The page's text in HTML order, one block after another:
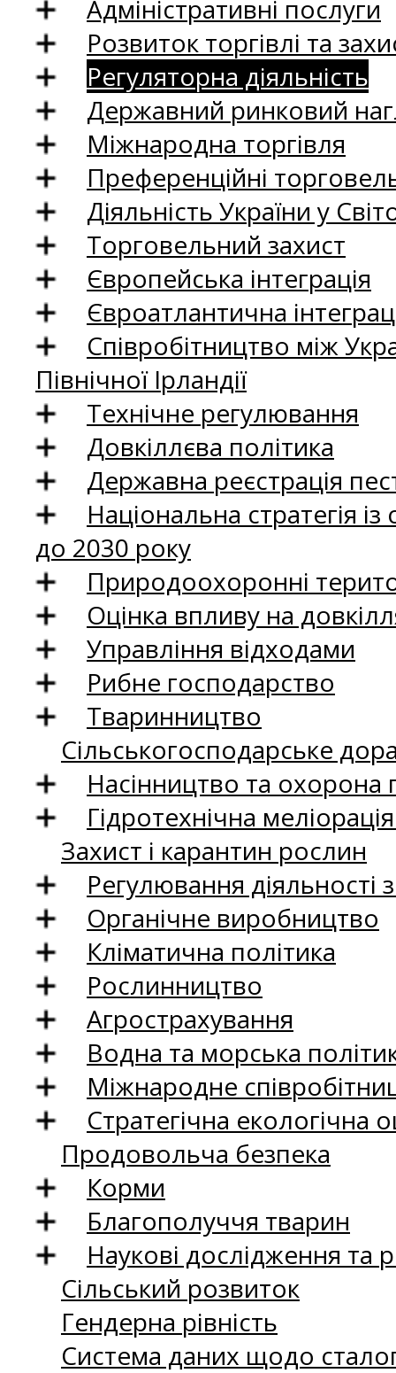
Адміністративні послуги
Розвиток торгівлі та
Регуляторна діяльність
Державний ринковий
Міжнародна торгівля
Преференційні
Діяльність України у
Торговельний захист
Європейська інтеграція
Євроатлантична
Співробітництво між
Північної Ірландії
Технічне регулювання
Довкіллєва політика
Державна реєстрація
Національна стратегія
до 2030 року
Природоохоронні
Оцінка впливу на
Управління відходами
Рибне господарство
Тваринництво
Сільськогосподарське
Насінництво та
Гідротехнічна
Захист і карантин рослин
Регулювання
Органічне виробництво
Кліматична політика
Рослинництво
Агрострахування
Водна та морська
Міжнародне
Стратегічна екологічна
Продовольча безпека
Корми
Благополуччя тварин
Наукові дослідження та
Сільський розвиток
Гендерна рівність
Система даних щодо